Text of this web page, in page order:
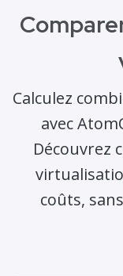
Calculez
avec
Découvrez
coûts,